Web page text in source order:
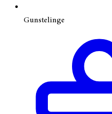
Gunstelinge